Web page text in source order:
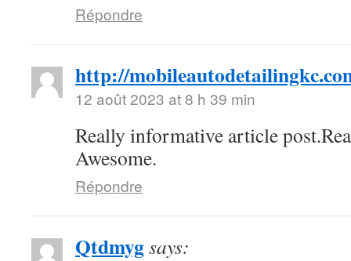
Répondre
http://
12 août 2023 at 8 h 39 min
Really informative article
Awesome.
Répondre
Qtdmygsays: